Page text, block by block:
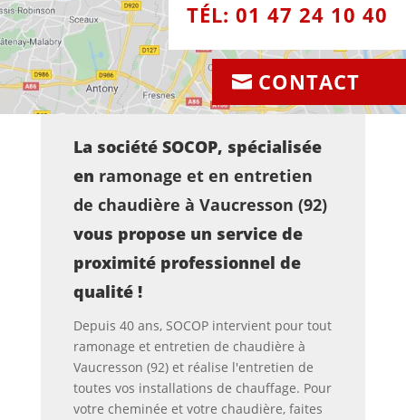
TÉL: 01 47 24 10 40
CONTACT
La société SOCOP, spécialisée
en ramonage et en entretien
de chaudière à Vaucresson (92)
vous propose un service de
proximité professionnel de
qualité !
Depuis 40 ans, SOCOP intervient pour tout
ramonage et entretien de chaudière à
Vaucresson (92)et réalise l'entretien de
toutes vos installations de chauffage. Pour
votre cheminée et votre chaudière, faites